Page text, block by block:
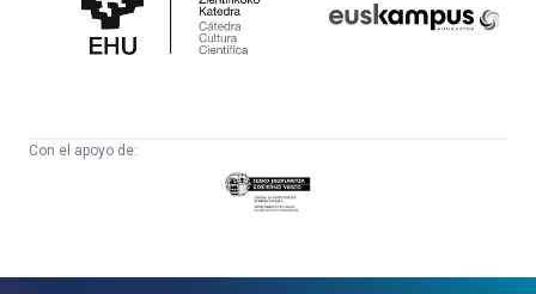
Cultura
Científica
Con el apoyo de:
Eusko
Jaurlaritza